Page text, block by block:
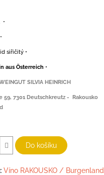
•
siřičitý •
aus Österreich •
SILVIA HEINRICH
59, 7301 Deutschkreutz - Rakousko
Do košíku
: Víno RAKOUSKO / Burgenland